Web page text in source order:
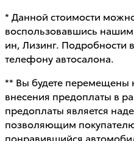
* Данной стоимости
воспользовавшись
ин, Лизинг. Подробности
телефону автосалона.
** Вы будете перемещены
внесения предоплаты в
предоплаты является
позволяющим
понравившийся